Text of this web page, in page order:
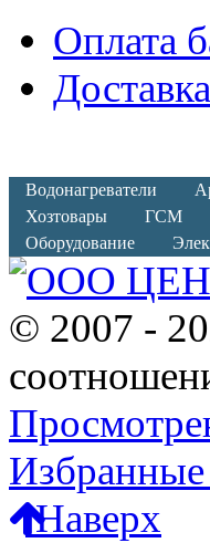
Оплата
Водонагреватели
Хозтовары
ГСМ
Оборудование
© 2007 -
Наверх